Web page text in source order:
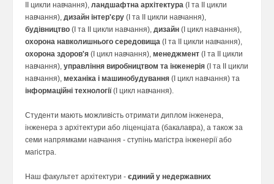
II цикли навчання), ландшафтна архітектура (I та II цикли
навчання), дизайн інтер'єру (I та II цикли навчання),
будівництво (I та II цикли навчання), дизайн (I цикл навчання),
oхорона навколишнього середовища (I та II цикли навчання),
oхорона здоров'я (I цикл навчання), менеджмент (I та II цикли
навчання), управління виробництвом та інженерія (I та II цикли
навчання), механіка і машинобудування (I цикл навчання) та
iнформаційні технології(I цикл навчання).
Студенти мають можливість отримати диплом інженера,
інженера з архітектури або ліценціата (бакалавра), а також за
семи напрямками навчання - ступінь магістра інженерії або
магістра.
Наш факультет архітектури - єдиний у недержавних